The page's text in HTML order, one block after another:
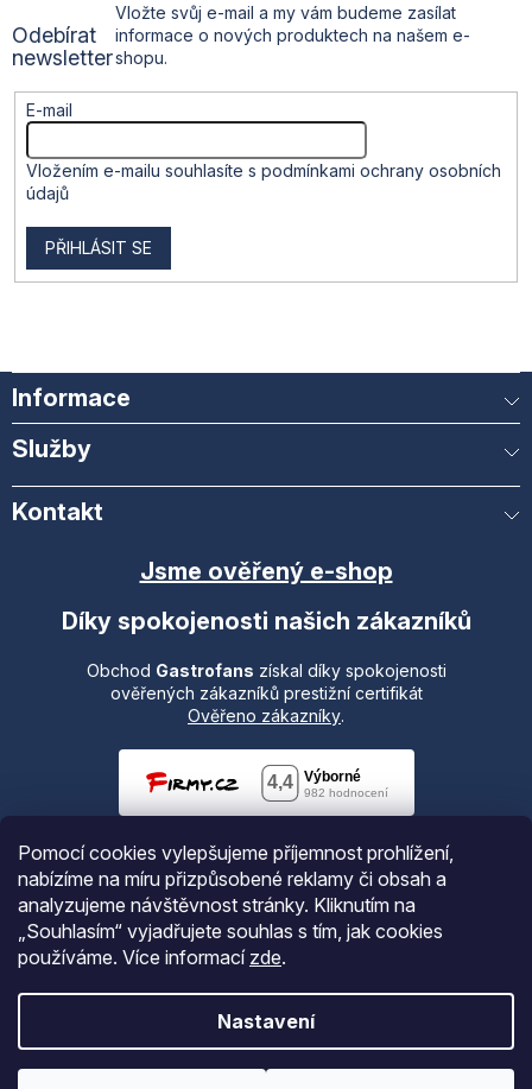
Pomocí cookies vylepšujeme příjemnost prohlížení,
nabízíme na míru přizpůsobené reklamy či obsah a
analyzujeme návštěvnost stránky. Kliknutím na
„Souhlasím“ vyjadřujete souhlas s tím, jak cookies
používáme. Více informací zde.
Nastavení
y
v
p
u
Odebírat
newsletter
Vložte svůj e-mail a my vám budeme zasílat
informace o nových produktech na našem e-
shopu.
E-mail
Vložením e-mailu souhlasíte s podmínkami ochrany osobních
údajů
PŘIHLÁSIT SE
Informace
Služby
Kontakt
Jsme ověřený e-shop
Díky spokojenosti našich zákazníků
Obchod Gastrofans získal díky spokojenosti
ověřených zákazníků prestižní certifikát
Ověřeno zákazníky.
Gastrofans.cz